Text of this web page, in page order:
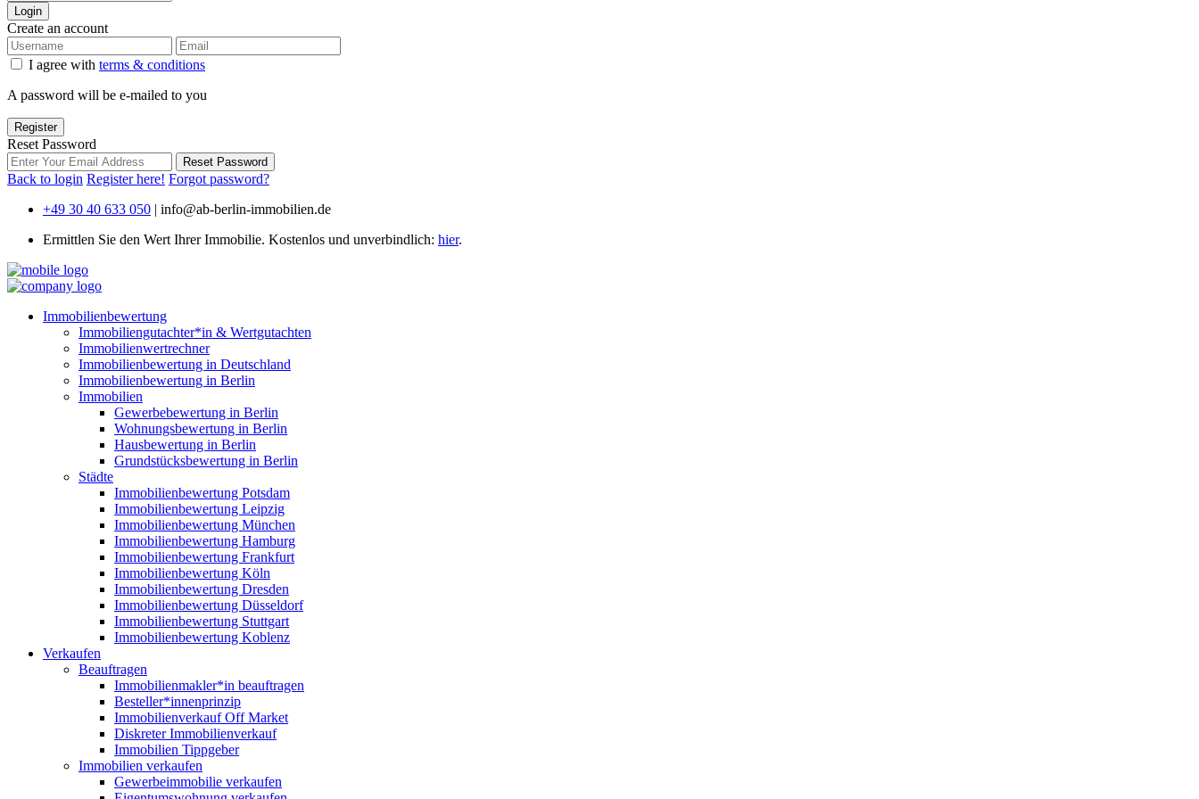
Login
Create an account
I agree with terms & conditions
A password will be e-mailed to you
Register
Reset Password
Reset Password
Back to login Register here! Forgot password?
+49 30 40 633 050 | info@ab-berlin-immobilien.de
Ermittlen Sie den Wert Ihrer Immobilie. Kostenlos und unverbindlich: hier.
Immobilienbewertung
Immobiliengutachter*in & Wertgutachten
Immobilienwertrechner
Immobilienbewertung in Deutschland
Immobilienbewertung in Berlin
Immobilien
Gewerbebewertung in Berlin
Wohnungsbewertung in Berlin
Hausbewertung in Berlin
Grundstücksbewertung in Berlin
Städte
Immobilienbewertung Potsdam
Immobilienbewertung Leipzig
Immobilienbewertung München
Immobilienbewertung Hamburg
Immobilienbewertung Frankfurt
Immobilienbewertung Köln
Immobilienbewertung Dresden
Immobilienbewertung Düsseldorf
Immobilienbewertung Stuttgart
Immobilienbewertung Koblenz
Verkaufen
Beauftragen
Immobilienmakler*in beauftragen
Besteller*innenprinzip
Immobilienverkauf Off Market
Diskreter Immobilienverkauf
Immobilien Tippgeber
Immobilien verkaufen
Gewerbeimmobilie verkaufen